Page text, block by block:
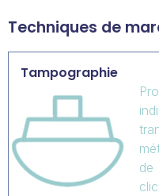
Techniques de
Tampographie